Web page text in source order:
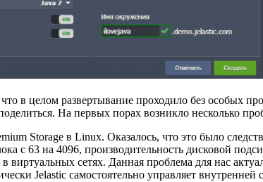
в целом развертывание проходило без особых
На первых порах возникло несколько
Storage в Linux. Оказалось, что это было
с 63 на 4096, производительность дисковой
виртуальных сетях. Данная проблема для нас
Jelastic самостоятельно управляет